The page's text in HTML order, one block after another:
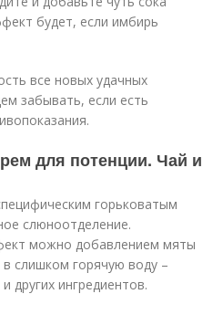
будет, если имбирь
все новых удачных
забывать, если есть
для потенции. Чай и
горьковатым
слюноотделение.
можно добавлением мяты
слишком горячую воду –
других ингредиентов.